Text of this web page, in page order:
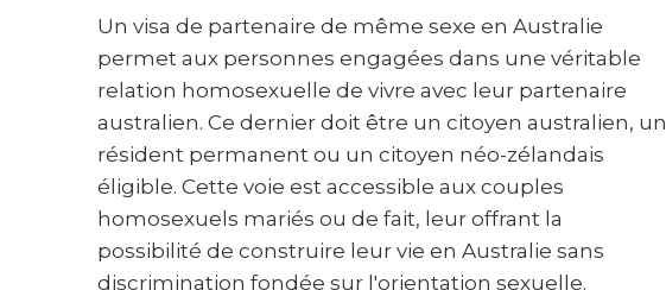
Un visa de partenaire de même sexe en Australie
permet aux personnes engagées dans une véritable
relation homosexuelle de vivre avec leur partenaire
australien. Ce dernier doit être un citoyen australien, un
résident permanent ou un citoyen néo-zélandais
éligible. Cette voie est accessible aux couples
homosexuels mariés ou de fait, leur offrant la
possibilité de construire leur vie en Australie sans
discrimination fondée sur l'orientation sexuelle.